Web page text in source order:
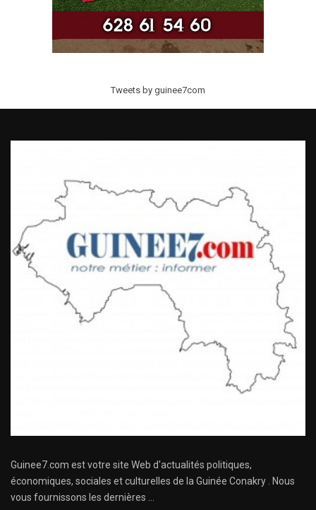
Tweets by guinee7com
Guinee7.com est votre site Web d'actualités politiques,
économiques, sociales et culturelles de la Guinée Conakry . Nous
vous fournissons les dernières ...